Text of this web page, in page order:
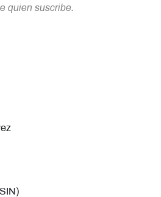
quien suscribe.